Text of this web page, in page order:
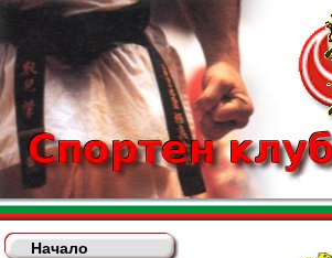
Начало